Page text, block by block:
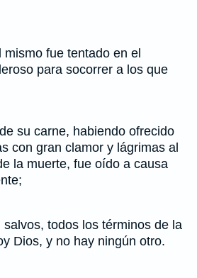
fue tentado en el
para socorrer a los que
su carne, habiendo ofrecido
con gran clamor y lágrimas al
la muerte, fue oído a causa
todos los términos de la
Dios, y no hay ningún otro.